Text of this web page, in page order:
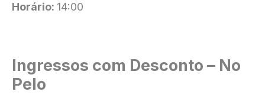
Horário: 14:00
Ingressos com Desconto – No
Pelo